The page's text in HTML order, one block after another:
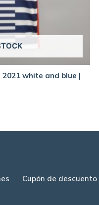
white and blue |
Cupón de descuento